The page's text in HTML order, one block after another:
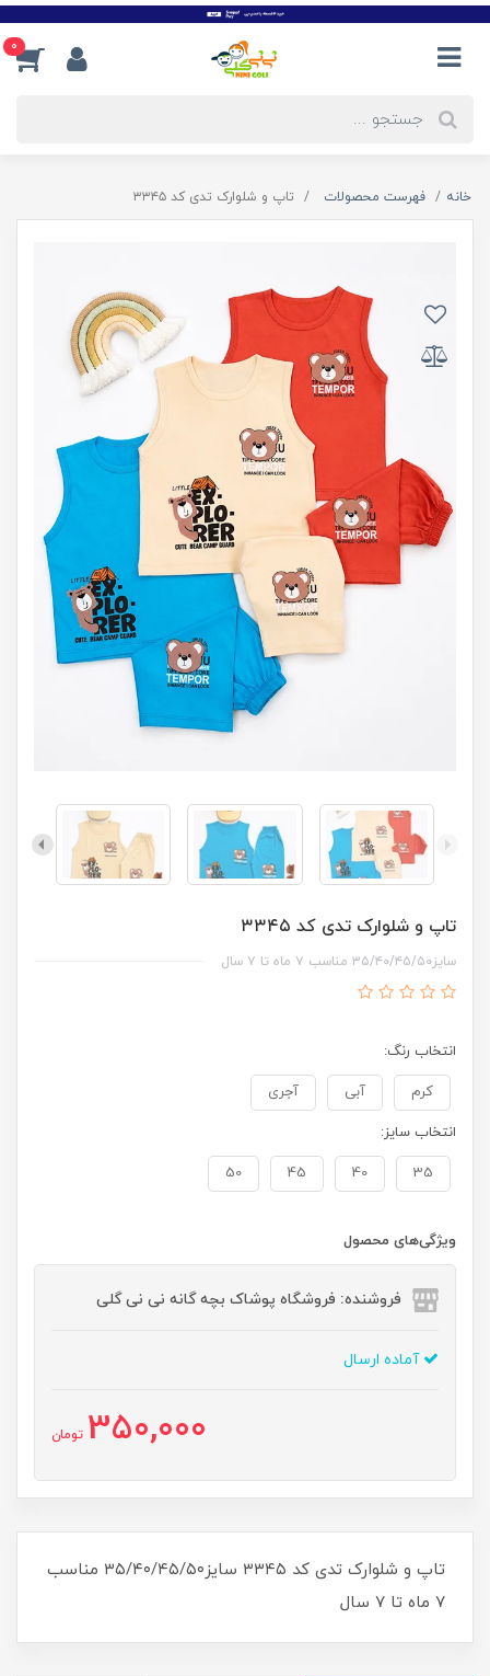
0
خانه فهرست محصولات تاپ و شلوارک تدی کد ۳۳۴۵
تاپ و شلوارک تدی کد ۳۳۴۵
سایز۳۵/۴۰/۴۵/۵۰ مناسب ۷ ماه تا ۷ سال
انتخاب رنگ:
کرم آبی آجری
انتخاب سایز:
35
40
45
50
ویژگی‌های محصول
فروشنده: فروشگاه پوشاک بچه گانه نی نی گلی
آماده ارسال
350,000 تومان
تاپ و شلوارک تدی کد ۳۳۴۵ سایز۳۵/۴۰/۴۵/۵۰ مناسب
۷ ماه تا ۷ سال